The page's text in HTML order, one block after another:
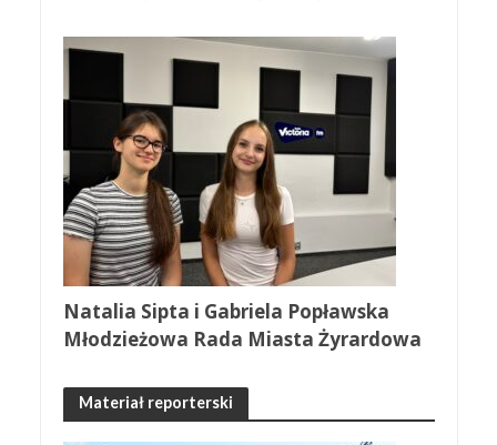
Natalia Sipta i Gabriela Popławska
Młodzieżowa Rada Miasta Żyrardowa
Materiał reporterski